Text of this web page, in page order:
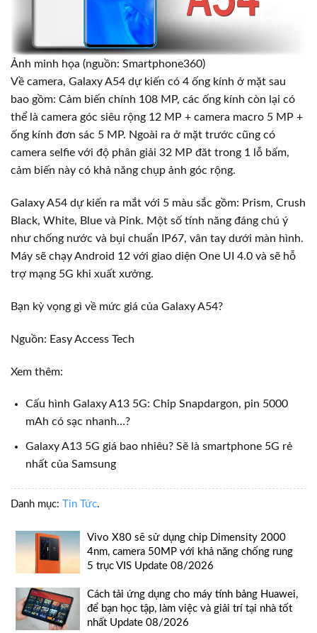
Ảnh minh họa (nguồn: Smartphone360)
Về camera, Galaxy A54 dự kiến có 4 ống kính ở mặt sau
bao gồm: Cảm biến chính 108 MP, các ống kính còn lại có
thể là camera góc siêu rộng 12 MP + camera macro 5 MP +
ống kính đơn sác 5 MP. Ngoài ra ở mặt trước cũng có
camera selfie với độ phân giải 32 MP đăt trong 1 lỗ bấm,
cảm biến này có khả năng chụp ảnh góc rộng.
Galaxy A54 dự kiến ra mắt với 5 màu sắc gồm: Prism, Crush
Black, White, Blue và Pink. Một số tính năng đáng chú ý
như chống nước và bụi chuẩn IP67, vân tay dưới màn hình.
Máy sẽ chạy Android 12 với giao diện One UI 4.0 và sẽ hỗ
trợ mạng 5G khi xuất xưởng.
Bạn kỳ vọng gì về mức giá của Galaxy A54?
Nguồn: Easy Access Tech
Xem thêm:
Cấu hình Galaxy A13 5G: Chip Snapdargon, pin 5000
mAh có sạc nhanh…?
Galaxy A13 5G giá bao nhiêu? Sẽ là smartphone 5G rẻ
nhất của Samsung
Danh mục: Tin Tức.
Vivo X80 sẽ sử dụng chip Dimensity 2000
4nm, camera 50MP với khả năng chống rung
5 trục VIS Update 08/2026
Cách tải ứng dụng cho máy tính bảng Huawei,
để bạn học tập, làm việc và giải trí tại nhà tốt
nhất Update 08/2026